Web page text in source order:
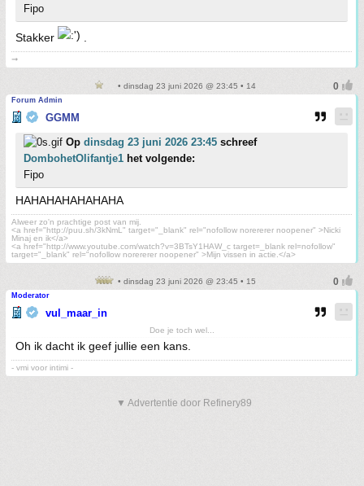
Fipo
Stakker .
➞
• dinsdag 23 juni 2026 @ 23:45 • 14
Forum Admin
GGMM
Op dinsdag 23 juni 2026 23:45 schreef
DombohetOlifantje1 het volgende:
Fipo
HAHAHAHAHAHAHA
Alweer zo'n prachtige post van mij.
<a href="http://puu.sh/3kNmL" target="_blank" rel="nofollow norererer noopener" >Nicki
Minaj en ik</a>
<a href="http://www.youtube.com/watch?v=3BTsY1HAW_c target=_blank rel=nofollow"
target="_blank" rel="nofollow norererer noopener" >Mijn vissen in actie.</a>
• dinsdag 23 juni 2026 @ 23:45 • 15
Moderator
vul_maar_in
Doe je toch wel...
Oh ik dacht ik geef jullie een kans.
- vmi voor intimi -
▼ Advertentie door Refinery89